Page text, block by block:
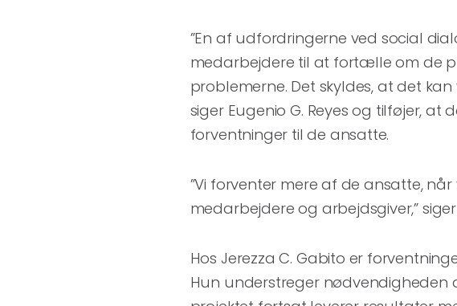
”En af udfordringerne ved social
medarbejdere til at fortælle om de
problemerne. Det skyldes, at det
siger Eugenio G. Reyes og tilføjer,
forventninger til de ansatte.
”Vi forventer mere af de ansatte,
medarbejdere og arbejdsgiver,”
Hos Jerezza C. Gabito er
Hun understreger